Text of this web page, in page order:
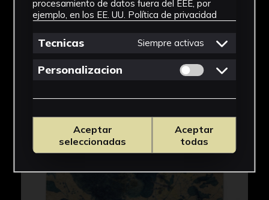
procesamiento de datos fuera del EEE, por
ejemplo, en los EE. UU. Política de privacidad
Tecnicas Siempre activas
Personalizacion Permitir cookies
Aceptar
seleccionadas
Aceptar
todas